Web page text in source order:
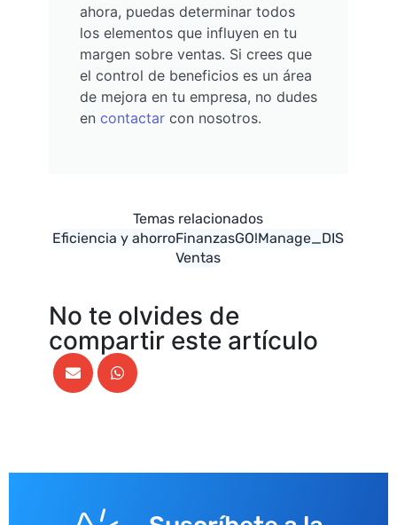
ahora, puedas determinar todos
los elementos que influyen en tu
margen sobre ventas. Si crees que
el control de beneficios es un área
de mejora en tu empresa, no dudes
en contactarcon nosotros.
Eficiencia y ahorroFinanzasGO!Manage_DIS
Ventas
No te olvides de
compartir este artículo